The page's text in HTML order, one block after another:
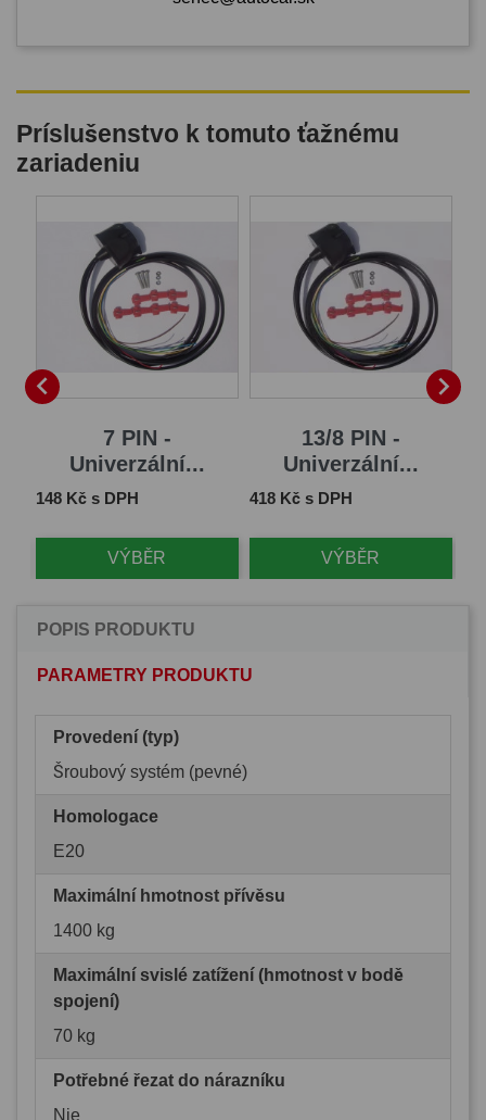
Príslušenstvo k tomuto ťažnému
zariadeniu

7 PIN -
Univerzální...
Cena
148 Kč s DPH
VÝBĚR
13/8 PIN -
Univerzální...
Cena
418 Kč s DPH
VÝBĚR

POPIS PRODUKTU
PARAMETRY PRODUKTU
Provedení (typ)
Šroubový systém (pevné)
Homologace
E20
Maximální hmotnost přívěsu
1400 kg
Maximální svislé zatížení (hmotnost v bodě
spojení)
70 kg
Potřebné řezat do nárazníku
Nie